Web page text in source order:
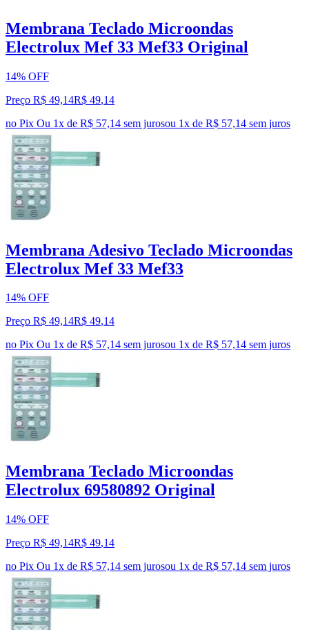
Membrana Teclado Microondas
Electrolux Mef 33 Mef33 Original
14% OFF
Preço R$ 49,14R$ 49,14
no Pix Ou 1x de R$ 57,14 sem jurosou 1x de R$ 57,14 sem juros
Membrana Adesivo Teclado Microondas
Electrolux Mef 33 Mef33
14% OFF
Preço R$ 49,14R$ 49,14
no Pix Ou 1x de R$ 57,14 sem jurosou 1x de R$ 57,14 sem juros
Membrana Teclado Microondas
Electrolux 69580892 Original
14% OFF
Preço R$ 49,14R$ 49,14
no Pix Ou 1x de R$ 57,14 sem jurosou 1x de R$ 57,14 sem juros